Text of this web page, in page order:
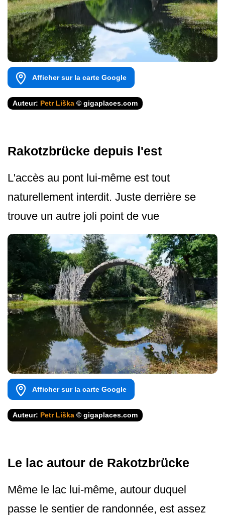
Afficher sur la carte Google
Auteur: Petr Liška © gigaplaces.com
Rakotzbrücke depuis l'est
L'accès au pont lui-même est tout
naturellement interdit. Juste derrière se
trouve un autre joli point de vue
Afficher sur la carte Google
Auteur: Petr Liška © gigaplaces.com
Le lac autour de Rakotzbrücke
Même le lac lui-même, autour duquel
passe le sentier de randonnée, est assez